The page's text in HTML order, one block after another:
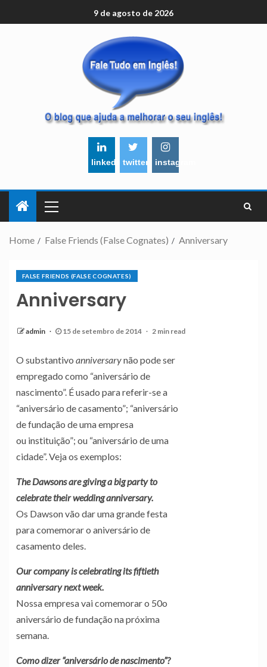
9 de agosto de 2026
linkedintwitter instagram
Home False Friends (False Cognates) Anniversary
FALSE FRIENDS (FALSE COGNATES)
Anniversary
admin 15 de setembro de 2014 2 min read
O substantivo anniversarynão pode ser
empregado como “aniversário de
nascimento”. É usado para referir-se a
“aniversário de casamento”; “aniversário
de fundação de uma empresa
ou instituição”; ou “aniversário de uma
cidade”. Veja os exemplos:
The Dawsons are giving a big party to
celebrate their wedding anniversary.
Os Dawson vão dar uma grande festa
para comemorar o aniversário de
casamento deles.
Our company is celebrating its fiftieth
anniversary next week.
Nossa empresa vai comemorar o 50o
aniversário de fundação na próxima
semana.
Como dizer “aniversário de nascimento”?